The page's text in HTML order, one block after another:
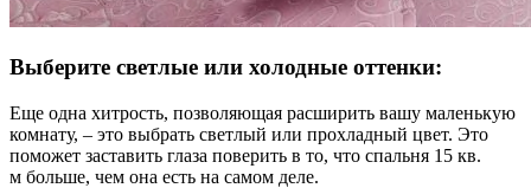
Выберите светлые или холодные оттенки:
Еще одна хитрость, позволяющая расширить вашу маленькую
комнату, – это выбрать светлый или прохладный цвет. Это
поможет заставить глаза поверить в то, что спальня 15 кв.
м больше, чем она есть на самом деле.